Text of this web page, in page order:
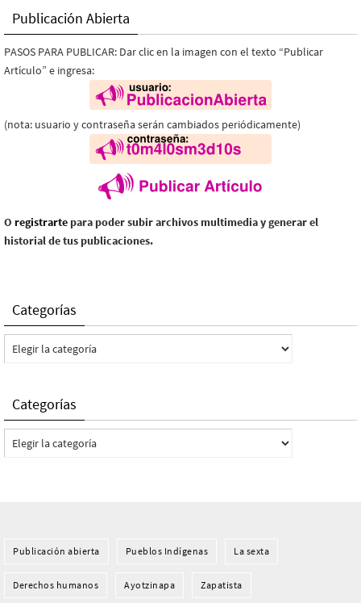
Publicación Abierta
PASOS PARA PUBLICAR: Dar clic en la imagen con el texto “Publicar
Artículo” e ingresa:
(nota: usuario y contraseña serán cambiados periódicamente)
O registrarte para poder subir archivos multimedia y generar el
historial de tus publicaciones.
Categorías
Categorías
Categorías
Categorías
Publicación abierta Pueblos Indí­genas La sexta
Derechos humanos Ayotzinapa Zapatista